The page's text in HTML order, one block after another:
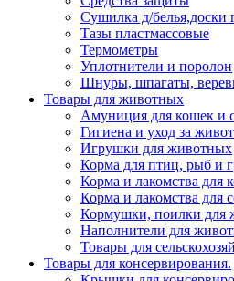
Сушилка д/белья,доски
Тазы пластмассовые
Термометры
Уплотнители и поролон
Шнуры, шпагаты,
Товары для животных
Амуниция для кошек и
Гигиена и уход за
Игрушки для животных
Корма для птиц, рыб и
Корма и лакомства для
Корма и лакомства для
Кормушки, поилки для
Наполнители для
Товары для
Товары для консервирования.